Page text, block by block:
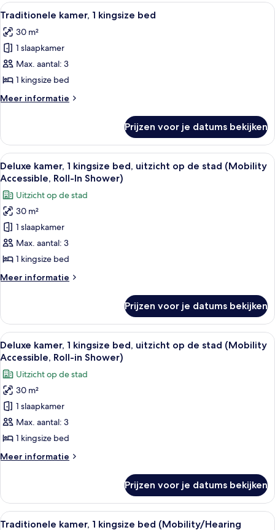
kingsize
Alle
foto's
voor
Traditionele
kamer,
1
kingsize
bed
Een hotelkamer met een groot bed,
2
Traditionele kamer, 1 kingsize bed
30 m²
1 slaapkamer
Max. aantal: 3
1 kingsize bed
Meer informatie
Meer
kamer,
kingsize
bed
Prijzen voor je datums bekijken
Alle
foto's
voor
Deluxe
kamer,
kingsize
bed,
uitzicht
op
stad
(Mobility
Accessible,
Roll-
In
Shower)
laden
Een moderne hotelkamer met een
6
Deluxe kamer, 1 kingsize bed, uitzicht op de stad (Mobility
Accessible, Roll-In Shower)
Uitzicht op de stad
30 m²
1 slaapkamer
Max. aantal: 3
1 kingsize bed
Meer informatie
Meer
kamer,
kingsize
bed,
op
de
stad
(Mobility
Accessible,
In
Shower)
Prijzen voor je datums bekijken
Alle
foto's
voor
Deluxe
kamer,
kingsize
bed,
uitzicht
op
stad
(Mobility
Accessible,
Een moderne hotelkamer met een
6
Deluxe kamer, 1 kingsize bed, uitzicht op de stad (Mobility
Accessible, Roll-in Shower)
Uitzicht op de stad
30 m²
1 slaapkamer
Max. aantal: 3
1 kingsize bed
Meer informatie
Meer
kamer,
kingsize
Prijzen voor je datums bekijken
Alle
Een moderne hotelkamer met een
3
Traditionele kamer, 1 kingsize bed (Mobility/Hearing